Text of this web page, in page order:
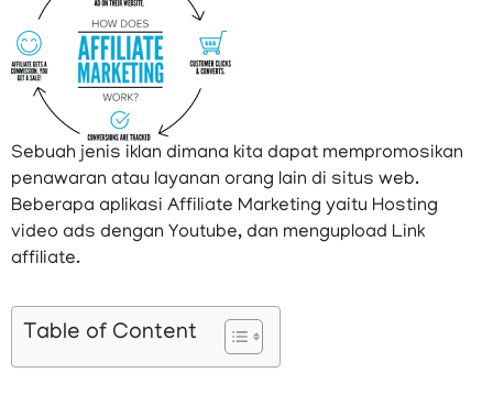
Sebuah jenis iklan dimana kita dapat mempromosikan
penawaran atau layanan orang lain di situs web.
Beberapa aplikasi Affiliate Marketing yaitu Hosting
video ads dengan Youtube, dan mengupload Link
affiliate.
Table of Content